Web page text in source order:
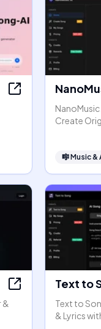
Create
🎼Music &
&
Text to
Text to
& Lyrics